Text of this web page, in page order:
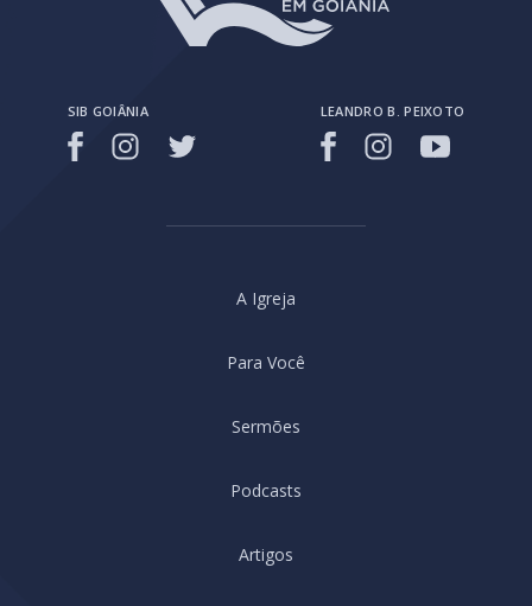
SIB GOIÂNIA LEANDRO B. PEIXOTO
A Igreja
Para Você
Sermões
Podcasts
Artigos